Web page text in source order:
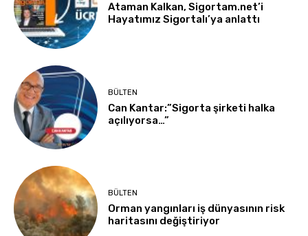
Ataman Kalkan, Sigortam.net’i
Hayatımız Sigortalı’ya anlattı
BÜLTEN
Can Kantar:”Sigorta şirketi halka
açılıyorsa…”
BÜLTEN
Orman yangınları iş dünyasının risk
haritasını değiştiriyor